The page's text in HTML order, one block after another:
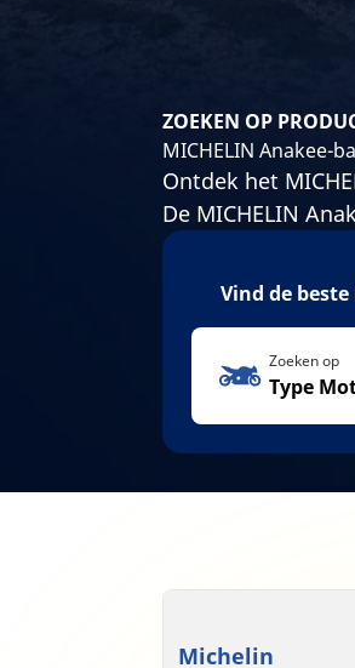
ZOEKEN OP
MICHELIN Anakee-
Ontdek het
De MICHELIN
Vind de beste
Zoeken op
Type
Michelin